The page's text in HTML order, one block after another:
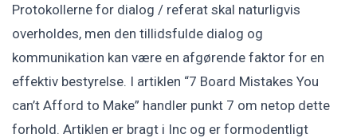
Protokollerne for dialog / referat skal naturligvis
overholdes, men den tillidsfulde dialog og
kommunikation kan være en afgørende faktor for en
effektiv bestyrelse. I artiklen “7 Board Mistakes You
can’t Afford to Make” handler punkt 7 om netop dette
forhold. Artiklen er bragt i Inc og er formodentligt